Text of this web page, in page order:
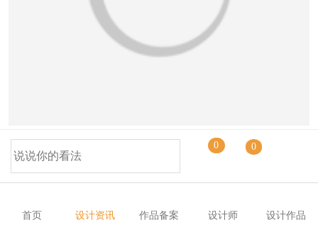
爱尔兰社会企业Common Knowledge与Tigín
Tiny Homes合作创建了低碳微型住宅，旨在为努力
购买自己住房的人们提供可持续和经济的住房解决
0 0
首页 设计资讯 作品备案 设计师 设计作品